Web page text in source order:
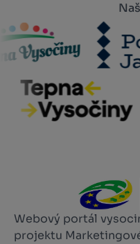
Webový portál
projektu